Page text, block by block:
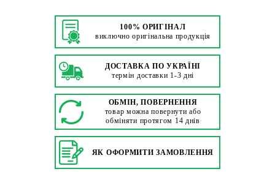
100% ОРИГІНАЛ
виключно оригінальна продукція
ДОСТАВКА ПО УКРАЇНІ
термін доставки 1-3 дні
ОБМІН, ПОВЕРНЕННЯ
товар можна повернути або
обміняти протягом 14 днів
ЯК ОФОРМИТИ ЗАМОВЛЕННЯ